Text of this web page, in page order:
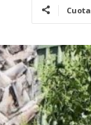
Cuota